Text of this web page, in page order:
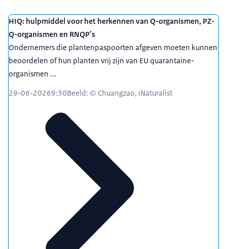
HIQ: hulpmiddel voor het herkennen van Q-organismen, PZ-
Q-organismen en RNQP’s
Ondernemers die plantenpaspoorten afgeven moeten kunnen
beoordelen of hun planten vrij zijn van EU quarantaine-
organismen ...
29-06-20269:30Beeld: © Chuangzao, iNaturalist